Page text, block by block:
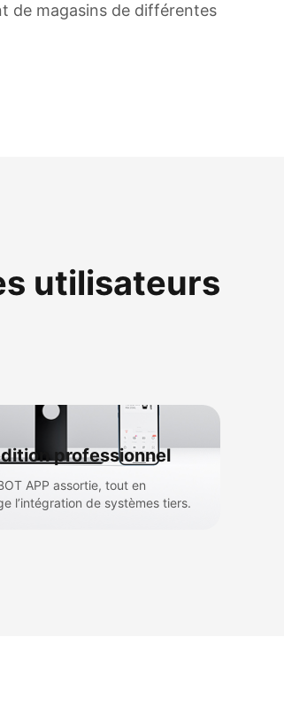
de magasins de différentes
utilisateurs
professionnel
APP assortie, tout en
l’intégration de systèmes tiers.